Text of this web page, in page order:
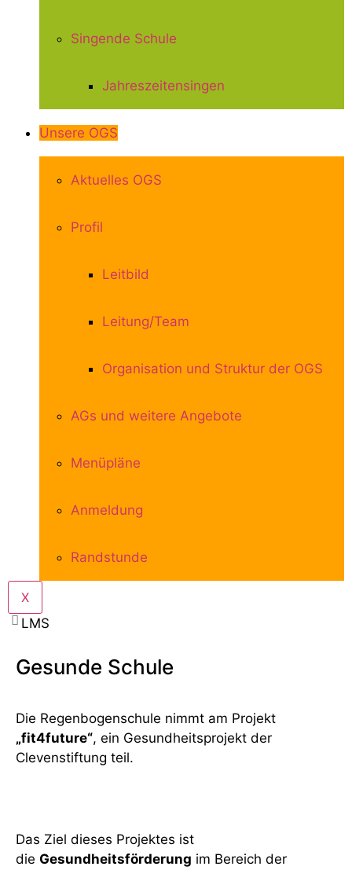
Singende Schule
Jahreszeitensingen
Unsere OGS
Aktuelles OGS
Profil
Leitbild
Leitung/Team
Organisation und Struktur der OGS
AGs und weitere Angebote
Menüpläne
Anmeldung
Randstunde
X
LMS
Gesunde Schule
Die Regenbogenschule nimmt am Projekt
„fit4future“, ein Gesundheitsprojekt der
Clevenstiftung teil.
Das Ziel dieses Projektes ist
die Gesundheitsförderung im Bereich der